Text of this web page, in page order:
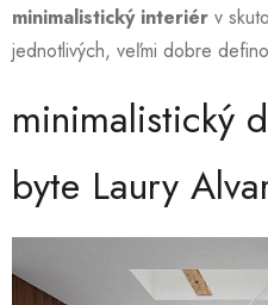
minimalistický interiér v
jednotlivých, veľmi dobre
minimalistický
byte Laury